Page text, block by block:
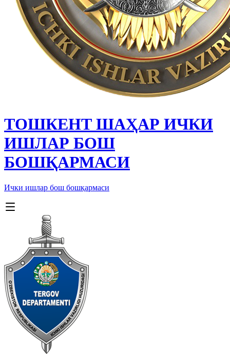
ТОШКЕНТ ШАҲАР ИЧКИ
ИШЛАР БОШ
БОШҚАРМАСИ
Ички ишлар бош бошқармаси